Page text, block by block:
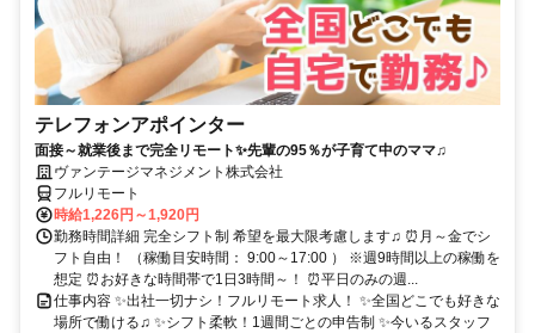
テレフォンアポインター
面接～就業後まで完全リモート✨先輩の95％が子育て中のママ♫
ヴァンテージマネジメント株式会社
フルリモート
時給1,226円～1,920円
勤務時間詳細 完全シフト制 希望を最大限考慮します♫ ⏰月～金でシ
フト自由！ （稼働目安時間： 9:00～17:00 ） ※週9時間以上の稼働を
想定 ⏰お好きな時間帯で1日3時間～！ ⏰平日のみの週...
仕事内容 ✨出社一切ナシ！フルリモート求人！ ✨全国どこでも好きな
場所で働ける♫ ✨シフト柔軟！1週間ごとの申告制 ✨今いるスタッフ